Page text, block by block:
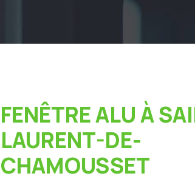
FENÊTRE ALU À SAINT-
LAURENT-DE-
CHAMOUSSET